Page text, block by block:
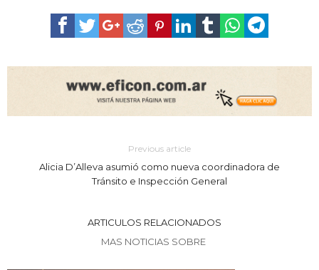
Previous article
Alicia D’Alleva asumió como nueva coordinadora de
Tránsito e Inspección General
ARTICULOS RELACIONADOS
MAS NOTICIAS SOBRE